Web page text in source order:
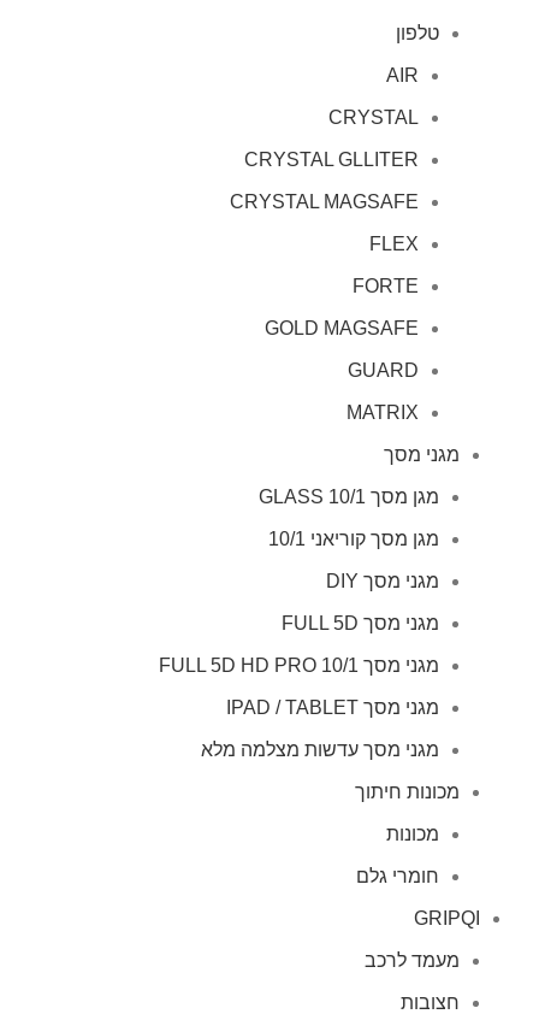
טלפון
AIR
CRYSTAL
CRYSTAL GLLITER
CRYSTAL MAGSAFE
FLEX
FORTE
GOLD MAGSAFE
GUARD
MATRIX
מגני מסך
מגן מסך GLASS 10/1
מגן מסך קוריאני 10/1
מגני מסך DIY
מגני מסך FULL 5D
מגני מסך FULL 5D HD PRO 10/1
מגני מסך IPAD / TABLET
מגני מסך עדשות מצלמה מלא
מכונות חיתוך
מכונות
חומרי גלם
GRIPQI
מעמד לרכב
חצובות